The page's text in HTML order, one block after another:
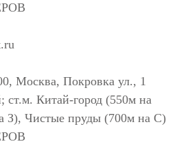
Москва, Покровка ул., 1
Китай-город (550м на
З), Чистые пруды (700м на С)